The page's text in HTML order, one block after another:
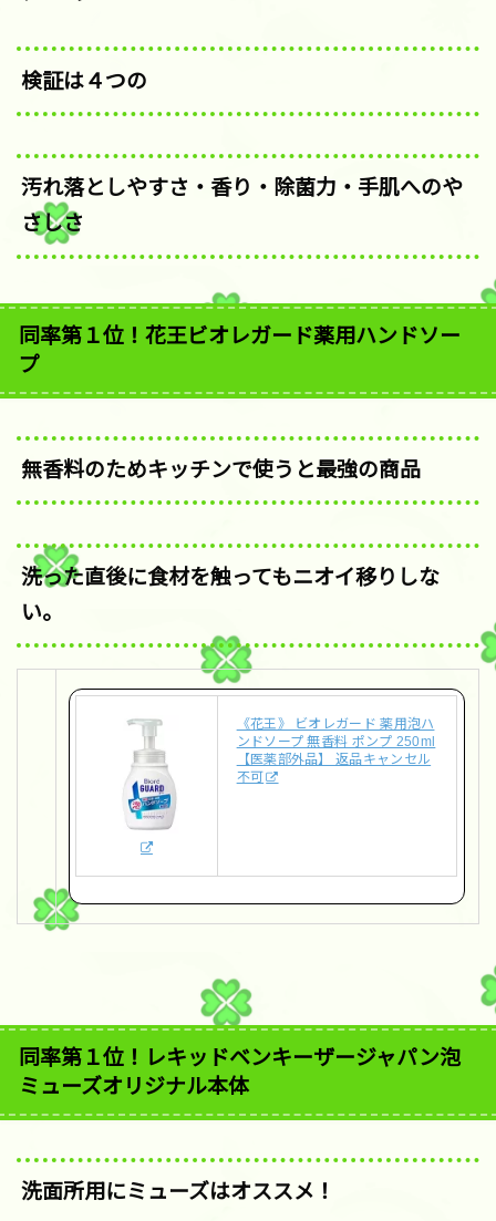
検証は４つの
汚れ落としやすさ・香り・除菌力・手肌へのや
さしさ
同率第１位！花王ビオレガード薬用ハンドソー
プ
無香料のためキッチンで使うと最強の商品
洗った直後に食材を触ってもニオイ移りしな
い。
《花王》 ビオレガード 薬用泡ハ
ンドソープ 無香料 ポンプ 250ml
【医薬部外品】 返品キャンセル
不可
同率第１位！レキッドベンキーザージャパン泡
ミューズオリジナル本体
洗面所用にミューズはオススメ！